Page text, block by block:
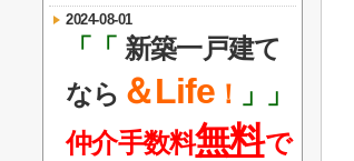
2024-08-01
「「 新築一戸建て
なら ＆Life！ 」」
仲介手数料無料で